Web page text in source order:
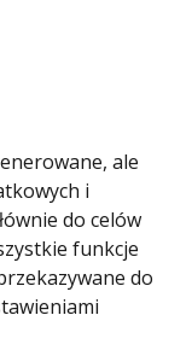
ale
i
do celów
funkcje
do